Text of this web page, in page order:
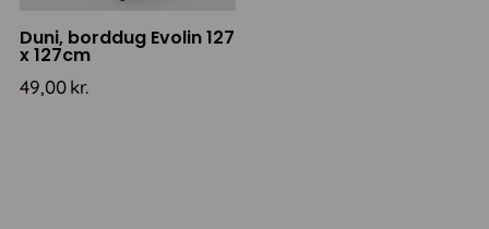
Duni, borddug Evolin 127
x 127cm
49,00kr.